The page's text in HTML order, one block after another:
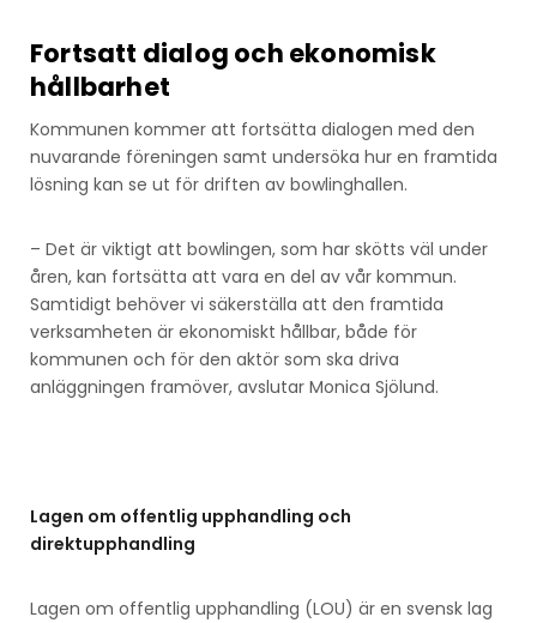
Fortsatt dialog och ekonomisk
hållbarhet
Kommunen kommer att fortsätta dialogen med den
nuvarande föreningen samt undersöka hur en framtida
lösning kan se ut för driften av bowlinghallen.
– Det är viktigt att bowlingen, som har skötts väl under
åren, kan fortsätta att vara en del av vår kommun.
Samtidigt behöver vi säkerställa att den framtida
verksamheten är ekonomiskt hållbar, både för
kommunen och för den aktör som ska driva
anläggningen framöver, avslutar Monica Sjölund.
Lagen om offentlig upphandling och
direktupphandling
Lagen om offentlig upphandling (LOU) är en svensk lag